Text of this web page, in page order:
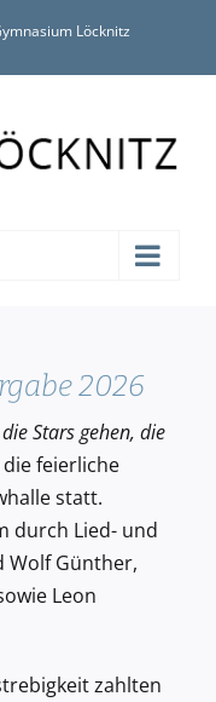
Löcknitz
2026
Stars gehen, die
feierliche
statt.
durch Lied- und
Wolf Günther,
Leon
zahlten